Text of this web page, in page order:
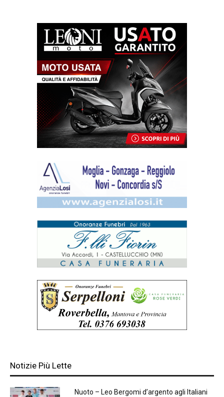
Notizie Più Lette
Nuoto – Leo Bergomi d’argento agli Italiani